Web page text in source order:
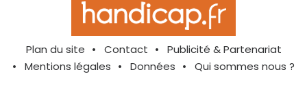
Plan du site Contact
Publicité & Partenariat
Mentions légales
Données Qui sommes nous ?